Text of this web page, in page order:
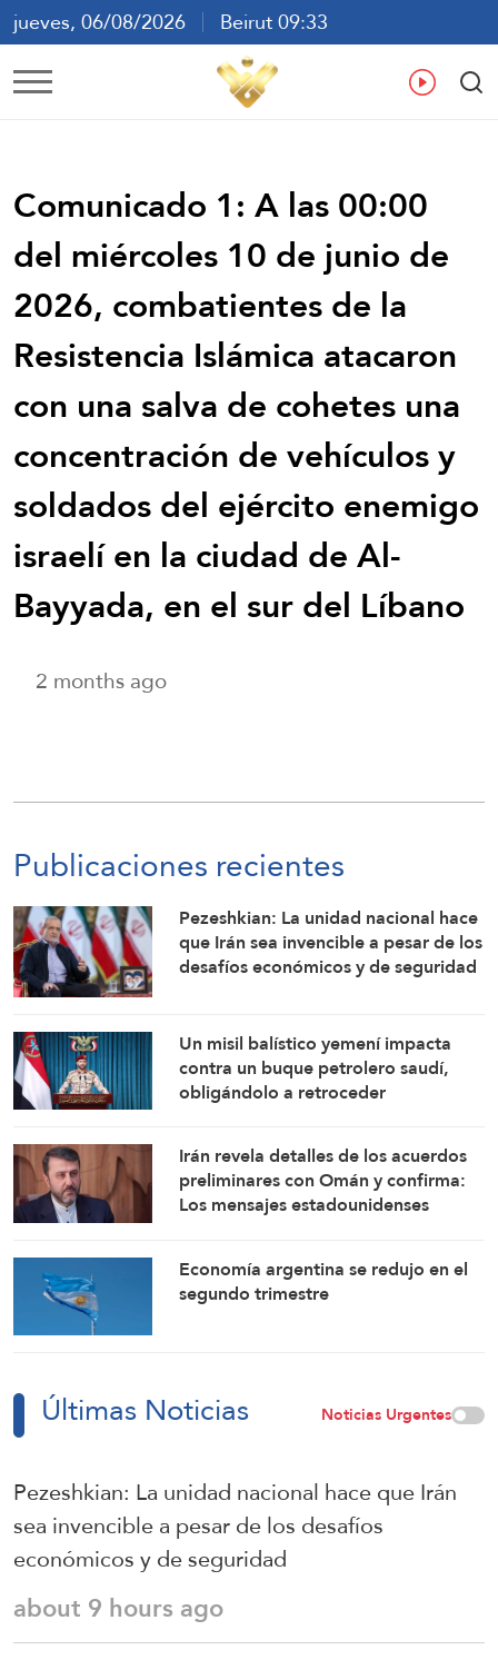
jueves, 06/08/2026
Beirut 09:33
ع En
Comunicado 1: A las 00:00
del miércoles 10 de junio de
2026, combatientes de la
Resistencia Islámica atacaron
con una salva de cohetes una
concentración de vehículos y
soldados del ejército enemigo
israelí en la ciudad de Al-
Bayyada, en el sur del Líbano
2 months ago
Publicaciones recientes
Pezeshkian: La unidad nacional hace
que Irán sea invencible a pesar de los
desafíos económicos y de seguridad
Un misil balístico yemení impacta
contra un buque petrolero saudí,
obligándolo a retroceder
Irán revela detalles de los acuerdos
preliminares con Omán y confirma:
Los mensajes estadounidenses
Economía argentina se redujo en el
segundo trimestre
Últimas Noticias Noticias Urgentes
Pezeshkian: La unidad nacional hace que Irán
sea invencible a pesar de los desafíos
económicos y de seguridad
about 9 hours ago